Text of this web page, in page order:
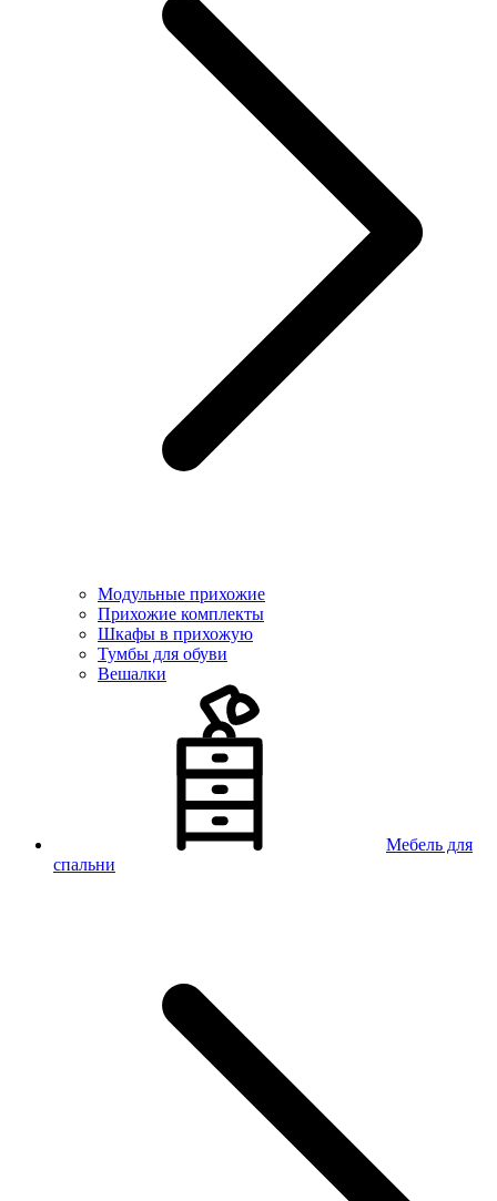
Модульные прихожие
Прихожие комплекты
Шкафы в прихожую
Тумбы для обуви
Вешалки
Мебель для
спальни